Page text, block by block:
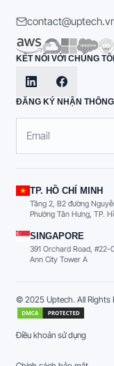
KẾT NỐI VỚI CHÚNG TÔI
ĐĂNG KÝ NHẬN
TP. HỒ CHÍ MINH
Tầng 2, B2 đường
Phường Tân Hưng, TP.
SINGAPORE
391 Orchard Road, #22-
Ann City Tower A
© 2025 Uptech. All Rights
Điều khoản sử dụng